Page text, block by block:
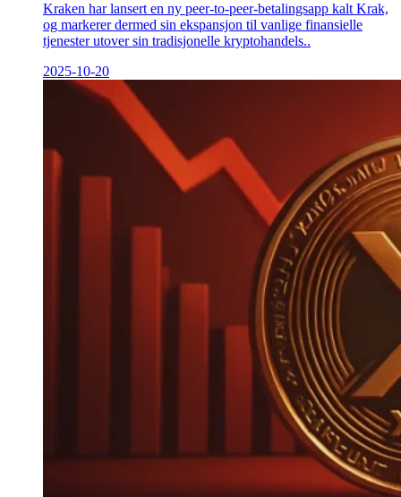
Kraken har lansert en ny peer-to-peer-betalingsapp kalt Krak,
og markerer dermed sin ekspansjon til vanlige finansielle
tjenester utover sin tradisjonelle kryptohandels..
2025-10-20